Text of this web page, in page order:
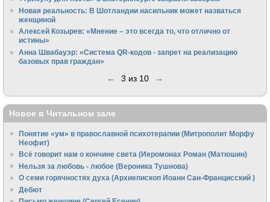
Новая реальность: В Шотландии насильник может назваться
женщиной
Алексей Козырев: «Мнение – это всегда то, что отлично от
истины»
Анна Швабауэр: «Система QR-кодов - запрет на реализацию
базовых прав граждан»
← 3 из 10 →
Новое в Читальном зале
Понятие «ум» в православной психотерапии (Митрополит Морфу
Неофит)
Всё говорит нам о кончине света (Иеромонах Роман (Матюшин)
Нельзя за любовь - любое (Вероника Тушнова)
О семи горячностях духа (Архиепископ Иоанн Сан-Францисский )
Дебют